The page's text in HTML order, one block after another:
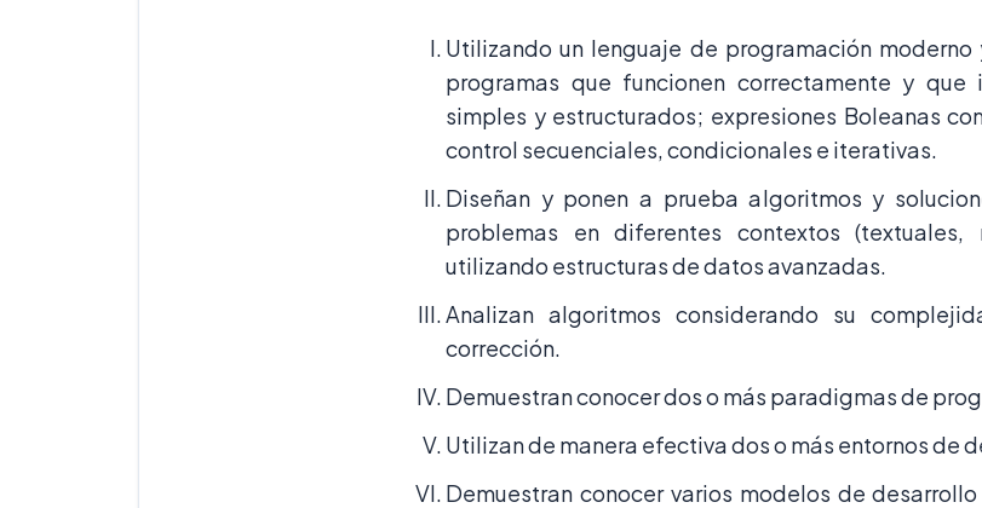
Utilizando un lenguaje de programación
programas que funcionen correctamente y
simples y estructurados; expresiones Boleanas
control secuenciales, condicionales e iterativas.
Diseñan y ponen a prueba algoritmos y
problemas en diferentes contextos (textuales,
utilizando estructuras de datos avanzadas.
Analizan algoritmos considerando su
corrección.
Demuestran conocer dos o más paradigmas de
Utilizan de manera efectiva dos o más entornos de
Demuestran conocer varios modelos de